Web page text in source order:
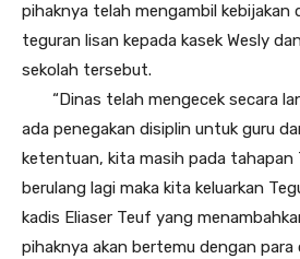
pihaknya telah mengambil kebijakan
teguran lisan kepada kasek Wesly
sekolah tersebut.
“Dinas telah mengecek secara
ada penegakan disiplin untuk guru
ketentuan, kita masih pada tahapan
berulang lagi maka kita keluarkan
kadis Eliaser Teuf yang
pihaknya akan bertemu dengan para